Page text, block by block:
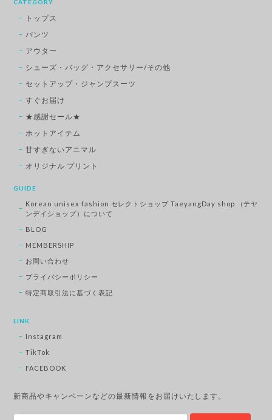
CATEGORY
トップス
パンツ
アウター
シューズ・バッグ・アクセサリー/その他
セットアップ・ジャンプスーツ
すぐお届け
★感謝セール★
ホットアイテム
甘すぎないアニマル
オリジナル プリント
GUIDE
Korean unisex fashion セレクトショップ TaeyangDay shop （テヤ
ンデイショップ）について
BLOG
MEMBERSHIP
お問い合わせ
プライバシーポリシー
特定商取引法に基づく表記
LINK
Instagram
TikTok
FACEBOOK
新商品やキャンペーンなどの最新情報をお届けいたします。